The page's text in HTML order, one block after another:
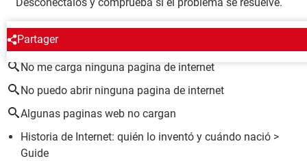
Partager
ALREDEDOR DEL MISMO TEMA
No me carga ninguna pagina de internet
No puedo abrir ninguna pagina de internet
Algunas paginas web no cargan
Historia de Internet: quién lo inventó y cuándo nació >
Guide